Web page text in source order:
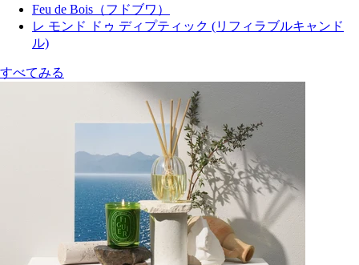
Feu de Bois（フドブワ）
レ モンド ドゥ ディプティック (リフィラブルキャンド
ル)
すべてみる